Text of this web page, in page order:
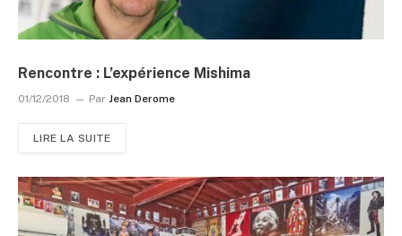
Rencontre : L’expérience Mishima
01/12/2018 Par Jean Derome
LIRE LA SUITE